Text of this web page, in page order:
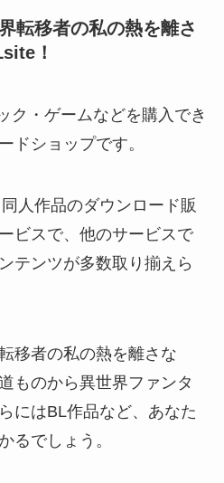
転移者の私の熱を離さ
！
ク・ゲームなどを購入でき
ドショップです。
人作品のダウンロード販
ビスで、他のサービスで
テンツが多数取り揃えら
移者の私の熱を離さな
ものから異世界ファンタ
にはBL作品など、あなた
るでしょう。